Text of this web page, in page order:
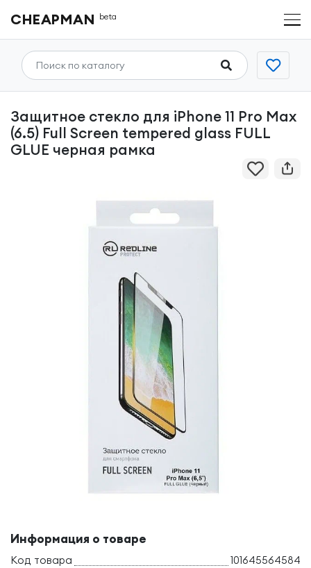
CHEAPMAN beta
Защитное стекло для iPhone 11 Pro Max
(6.5) Full Screen tempered glass FULL
GLUE черная рамка
Информация о товаре
Код товара
101645564584